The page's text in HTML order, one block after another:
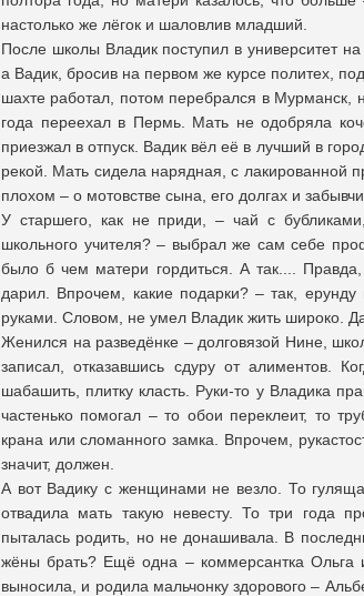
настолько же лёгок и шаловлив младший.
После школы Владик поступил в университет
а Вадик, бросив на первом же курсе политех,
шахте работал, потом перебрался в Мурманск,
года переехал в Пермь. Мать не одобряла
приезжал в отпуск. Вадик вёл её в лучший в
рекой. Мать сидела нарядная, с лакированной
плохом – о мотовстве сына, его долгах и
У старшего, как не приди, – чай с
школьного учителя? – выбрал же сам себе
было б чем матери гордиться. А так....
дарил. Впрочем, какие подарки? – так, ерунду
руками. Словом, не умел Владик жить широко.
Женился на разведёнке – долговязой Нине,
записал, отказавшись сдуру от алиментов.
шабашить, плитку класть. Руки-то у Владика
частенько помогал – то обои переклеит, то
крана или сломанного замка. Впрочем,
значит, должен.
А вот Вадику с женщинами не везло. То
отвадила мать такую невесту. То три года
пыталась родить, но не донашивала. В
жёны брать? Ещё одна – коммерсантка Ольга
выносила, и родила мальчонку здорового –